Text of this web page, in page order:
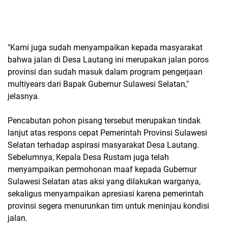
"Kami juga sudah menyampaikan kepada masyarakat
bahwa jalan di Desa Lautang ini merupakan jalan poros
provinsi dan sudah masuk dalam program pengerjaan
multiyears dari Bapak Gubernur Sulawesi Selatan,"
jelasnya.
Pencabutan pohon pisang tersebut merupakan tindak
lanjut atas respons cepat Pemerintah Provinsi Sulawesi
Selatan terhadap aspirasi masyarakat Desa Lautang.
Sebelumnya, Kepala Desa Rustam juga telah
menyampaikan permohonan maaf kepada Gubernur
Sulawesi Selatan atas aksi yang dilakukan warganya,
sekaligus menyampaikan apresiasi karena pemerintah
provinsi segera menurunkan tim untuk meninjau kondisi
jalan.